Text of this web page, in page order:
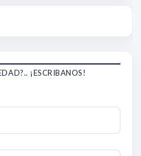
¡ESCRIBANOS!